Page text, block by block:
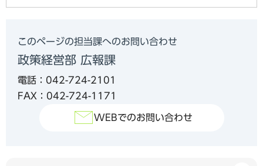
このページの担当課へのお問い合わせ
政策経営部 広報課
電話：042-724-2101
FAX：042-724-1171
WEBでのお問い合わせ